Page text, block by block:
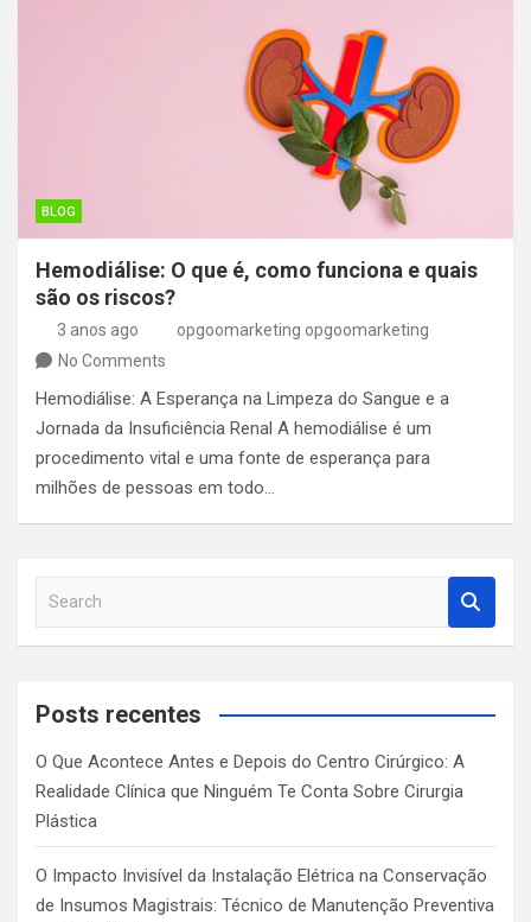
BLOG
Hemodiálise: O que é, como funciona e quais
são os riscos?
3 anos ago
opgoomarketing opgoomarketing
No Comments
Hemodiálise: A Esperança na Limpeza do Sangue e a
Jornada da Insuficiência Renal A hemodiálise é um
procedimento vital e uma fonte de esperança para
milhões de pessoas em todo…
a
c
Posts recentes
O Que Acontece Antes e Depois do Centro Cirúrgico: A
Realidade Clínica que Ninguém Te Conta Sobre Cirurgia
Plástica
O Impacto Invisível da Instalação Elétrica na Conservação
de Insumos Magistrais: Técnico de Manutenção Preventiva